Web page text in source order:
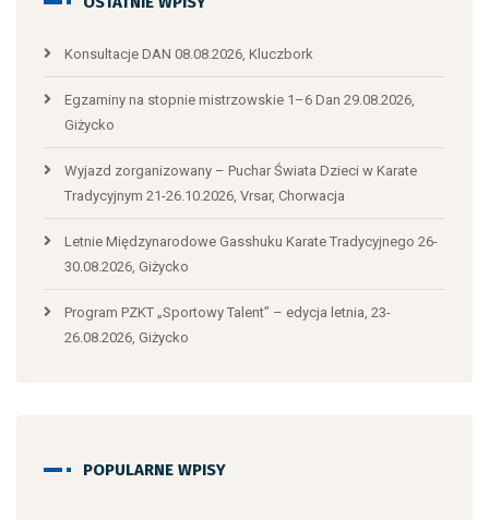
Konsultacje DAN 08.08.2026, Kluczbork
Egzaminy na stopnie mistrzowskie 1–6 Dan 29.08.2026,
Giżycko
Wyjazd zorganizowany – Puchar Świata Dzieci w Karate
Tradycyjnym 21-26.10.2026, Vrsar, Chorwacja
Letnie Międzynarodowe Gasshuku Karate Tradycyjnego 26-
30.08.2026, Giżycko
Program PZKT „Sportowy Talent” – edycja letnia, 23-
26.08.2026, Giżycko
POPULARNE WPISY